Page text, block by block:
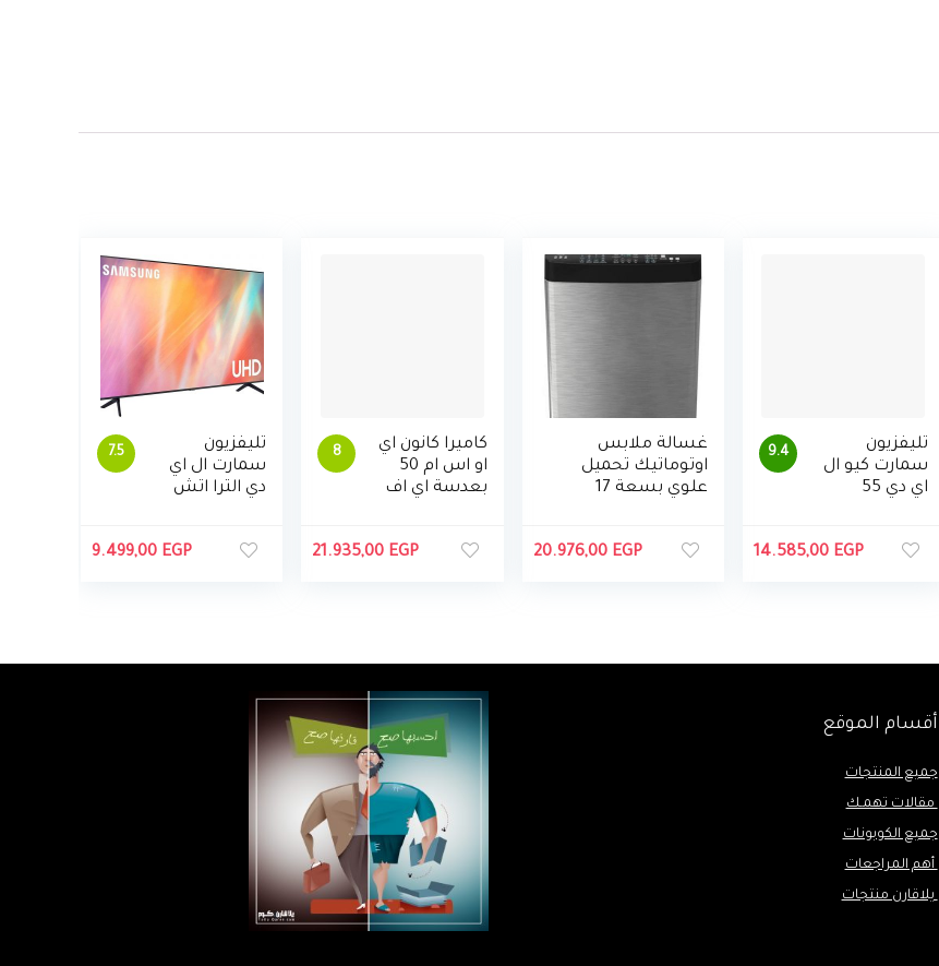
9.4
تليفزيون
سمارت كيو ال
اي دي 55
بريسيفر مدمج14.585,00 EGP
غسالة ملابس
اوتوماتيك تحميل
علوي بسعة 17
مضخة
20.976,00 EGP
8
كاميرا كانون اي
او اس ام 50
بعدسة اي اف
21.935,00 EGP
7.5
تليفزيون
سمارت ال اي
دي الترا اتش
ريسيفر مدمج
UXEG
9.499,00 EGP
أقسام الموقع
جميع المنتجات
مقالات تهمـك
جميع الكوبونات
أهم المراجعات
يلاقارن منتجات